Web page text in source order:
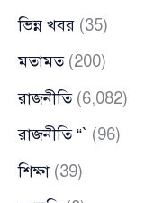
ভিন্ন খবর (35)
মতামত(200)
রাজনীতি(6,082)
রাজনীতি “` (96)
শিক্ষা (39)